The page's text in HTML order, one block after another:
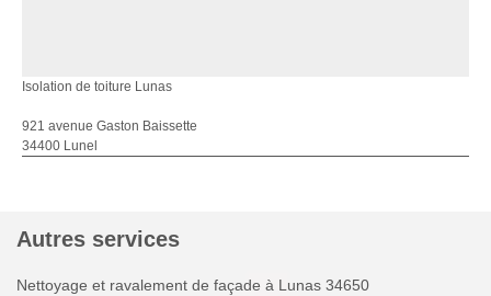
Isolation de toiture Lunas
921 avenue Gaston Baissette
34400 Lunel
Autres services
Nettoyage et ravalement de façade à Lunas 34650